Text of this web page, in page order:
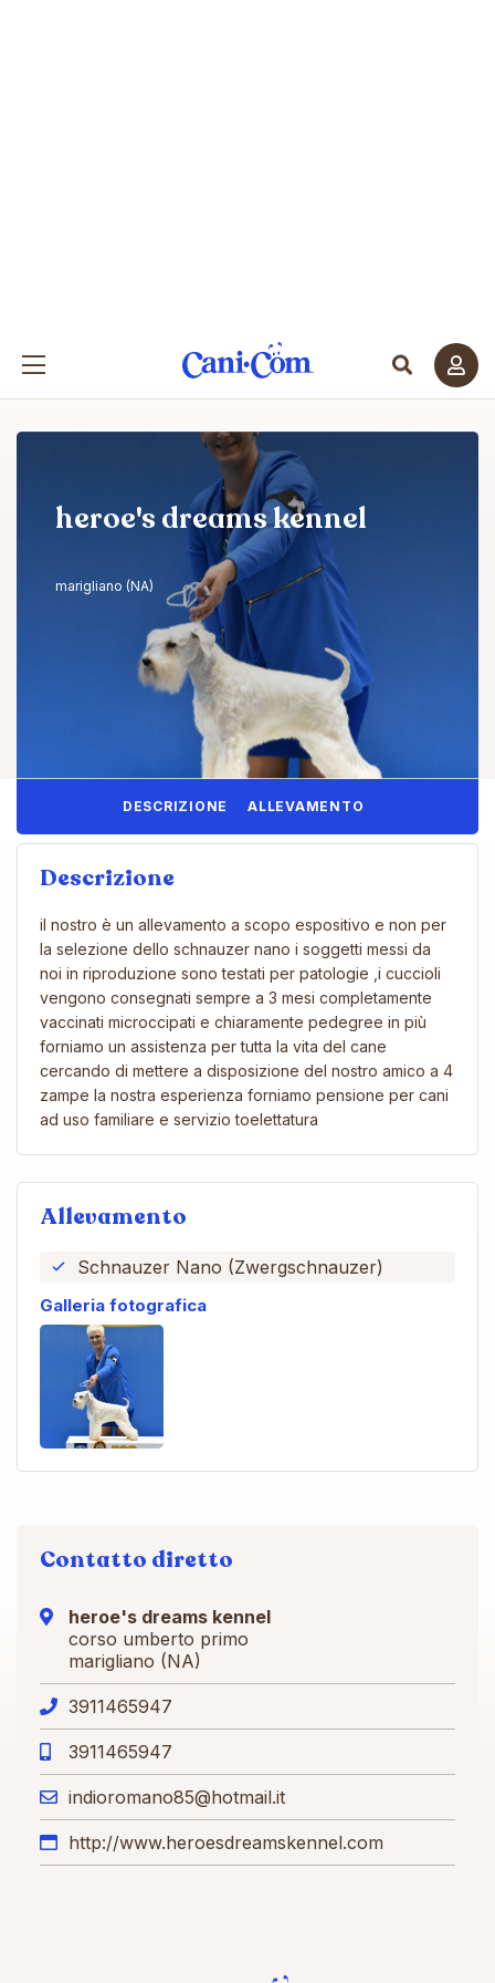
heroe's dreams kennel
marigliano (NA)
DESCRIZIONE ALLEVAMENTO
Descrizione
il nostro è un allevamento a scopo espositivo e non per
la selezione dello schnauzer nano i soggetti messi da
noi in riproduzione sono testati per patologie ,i cuccioli
vengono consegnati sempre a 3 mesi completamente
vaccinati microccipati e chiaramente pedegree in più
forniamo un assistenza per tutta la vita del cane
cercando di mettere a disposizione del nostro amico a 4
zampe la nostra esperienza forniamo pensione per cani
ad uso familiare e servizio toelettatura
Allevamento
Schnauzer Nano (Zwergschnauzer)
Galleria fotografica
Contatto diretto
heroe's dreams kennel
corso umberto primo
marigliano (NA)
3911465947
3911465947
indioromano85@hotmail.it
http://www.heroesdreamskennel.com